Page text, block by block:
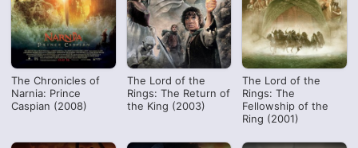
The Chronicles of
Narnia: Prince
Caspian (2008)
The Lord of the
Rings: The Return of
the King (2003)
The Lord of the
Rings: The
Fellowship of the
Ring (2001)